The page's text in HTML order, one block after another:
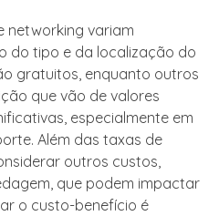
networking variam
do tipo e da localização do
gratuitos, enquanto outros
que vão de valores
especialmente em
Além das taxas de
outros custos,
que podem impactar
o custo-benefício é